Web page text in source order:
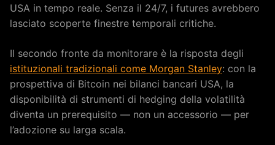
USA in tempo reale. Senza il 24/7, i futures avrebbero
lasciato scoperte finestre temporali critiche.
Il secondo fronte da monitorare è la risposta degli
istituzionali tradizionali come Morgan Stanley: con la
prospettiva di Bitcoin nei bilanci bancari USA, la
disponibilità di strumenti di hedging della volatilità
diventa un prerequisito — non un accessorio — per
l’adozione su larga scala.